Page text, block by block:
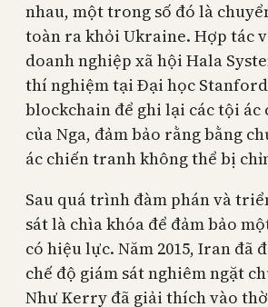
nhau, một trong số đó là
toàn ra khỏi Ukraine. Hợp tác
doanh nghiệp xã hội Hala
thí nghiệm tại Đại học
blockchain để ghi lại các tội
của Nga, đảm bảo rằng bằng
ác chiến tranh không thể bị
Sau quá trình đàm phán và
sát là chìa khóa để đảm bảo
có hiệu lực. Năm 2015, Iran đã
chế độ giám sát nghiêm ngặt
Như Kerry đã giải thích vào